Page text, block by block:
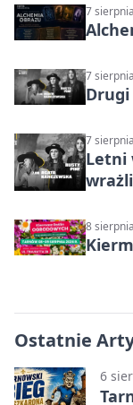
7
7
7
Letni
8
Ostatnie
6